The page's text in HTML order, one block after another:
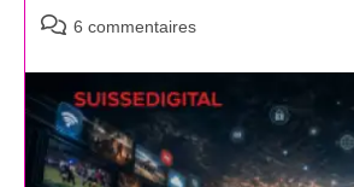
Commentaires
la
publication :
6 commentaires